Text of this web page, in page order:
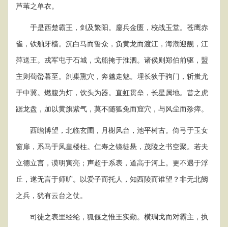
芦苇之单衣。
于是西楚霸王，剑及繁阳。鏖兵金匮，校战玉堂。苍鹰赤
雀，铁舳牙樯。沉白马而誓众，负黄龙而渡江，海潮迎舰，江
萍送王。戎军屯于石城，戈船掩于淮泗。诸侯则郑伯前驱，盟
主则荀罃暮至。剖巢熏穴，奔魑走魅。埋长狄于驹门，斩蚩尤
于中冀。燃腹为灯，饮头为器。直虹贯垒，长星属地。昔之虎
踞龙盘，加以黄旗紫气，莫不随狐兔而窟穴，与风尘而殄瘁。
西瞻博望，北临玄圃，月榭风台，池平树古。倚弓于玉女
窗扉，系马于凤皇楼柱。仁寿之镜徒悬，茂陵之书空聚。若夫
立德立言，谟明寅亮；声超于系表，道高于河上。更不遇于浮
丘，遂无言于师旷。以爱子而托人，知西陵而谁望？非无北阙
之兵，犹有云台之仗。
司徒之表里经纶，狐偃之惟王实勤。横琱戈而对霸主，执